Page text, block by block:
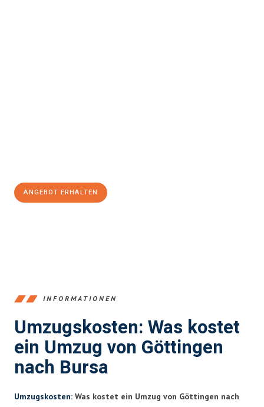
ANGEBOT ERHALTEN
INFORMATIONEN
Umzugskosten: Was kostet
ein Umzug von Göttingen
nach Bursa
Umzugskosten: Was kostet ein Umzug von Göttingen nach